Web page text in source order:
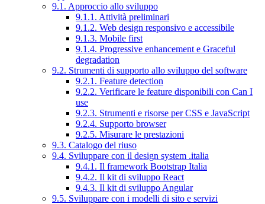
9.1. Approccio allo sviluppo
9.1.1. Attività preliminari
9.1.2. Web design responsivo e accessibile
9.1.3. Mobile first
9.1.4. Progressive enhancement e Graceful
degradation
9.2. Strumenti di supporto allo sviluppo del software
9.2.1. Feature detection
9.2.2. Verificare le feature disponibili con Can I
use
9.2.3. Strumenti e risorse per CSS e JavaScript
9.2.4. Supporto browser
9.2.5. Misurare le prestazioni
9.3. Catalogo del riuso
9.4. Sviluppare con il design system .italia
9.4.1. Il framework Bootstrap Italia
9.4.2. Il kit di sviluppo React
9.4.3. Il kit di sviluppo Angular
9.5. Sviluppare con i modelli di sito e servizi